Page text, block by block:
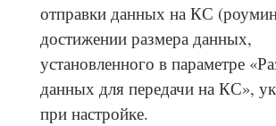
отправки данных на КС
достижении размера данных,
установленного в параметре
данных для передачи на КС»,
при настройке.